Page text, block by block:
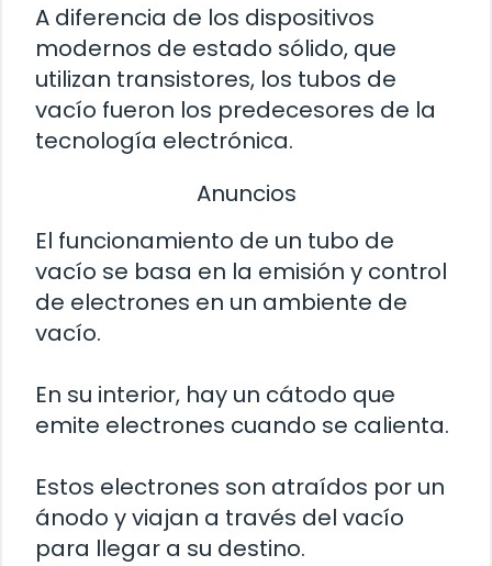
A diferencia de los dispositivos
modernos de estado sólido, que
utilizan transistores, los tubos de
vacío fueron los predecesores de la
tecnología electrónica.
Anuncios
El funcionamiento de un tubo de
vacío se basa en la emisión y control
de electrones en un ambiente de
vacío.
En su interior, hay un cátodo que
emite electrones cuando se calienta.
Estos electrones son atraídos por un
ánodo y viajan a través del vacío
para llegar a su destino.